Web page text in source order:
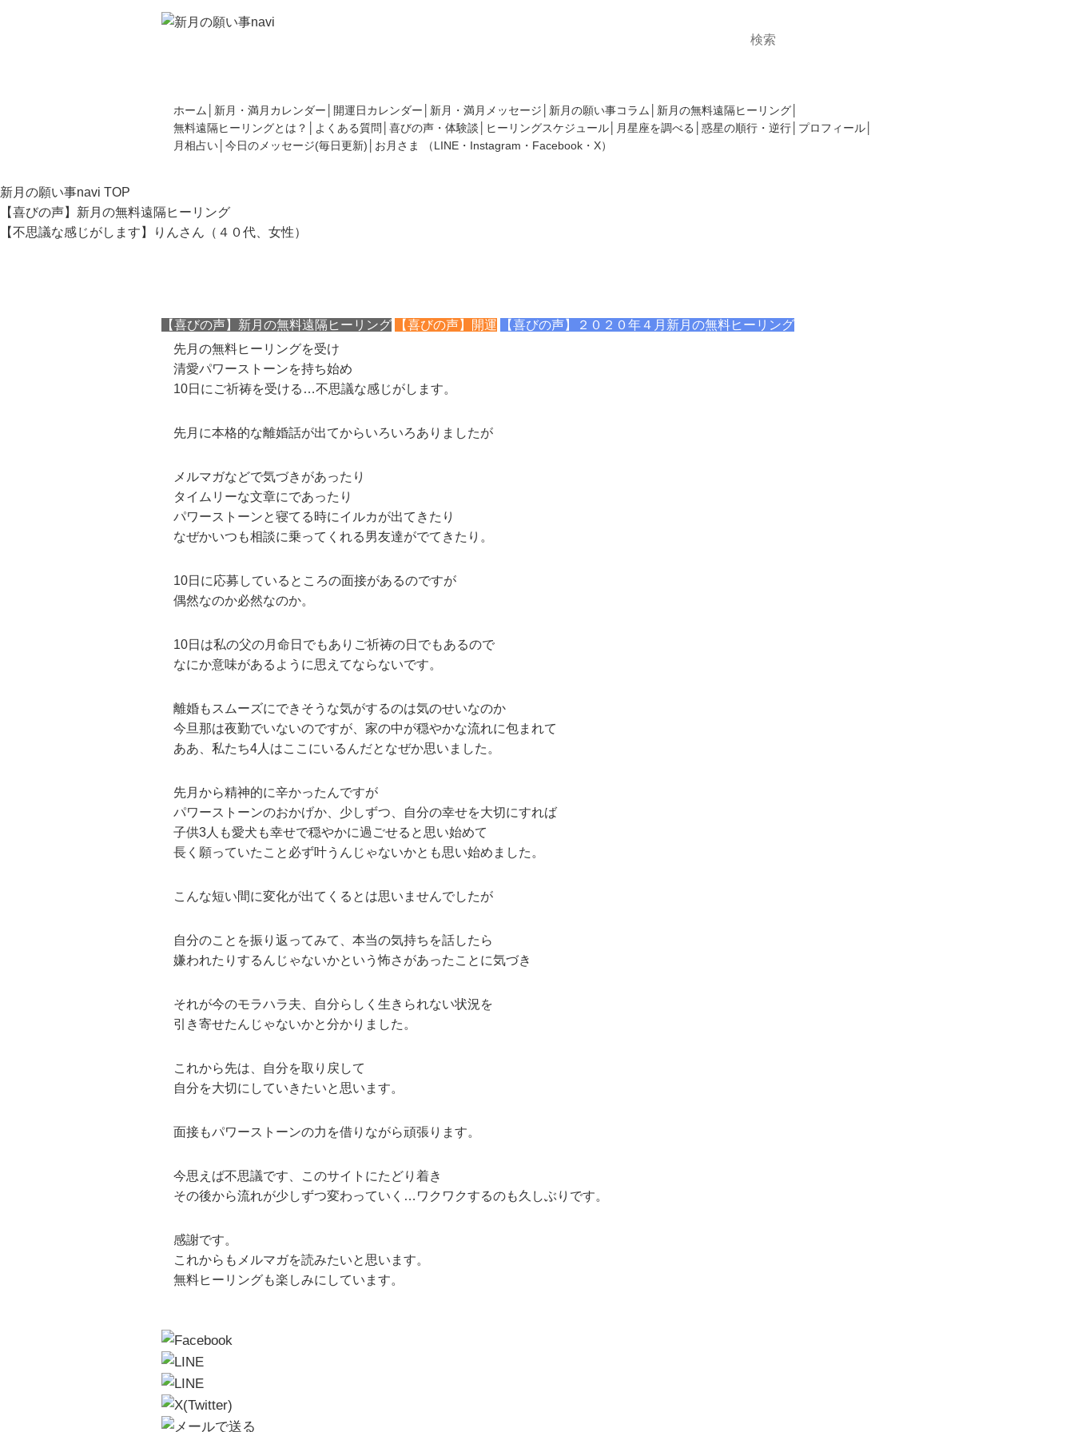
ホーム 新月・満月カレンダー 開運日カレンダー 新月・満月メッセージ 新月の願い事コラム
新月の無料遠隔ヒーリング
無料遠隔ヒーリングとは？
よくある質問 喜びの声・体験談 ヒーリングスケジュール 月星座を調べる 惑星の順行・逆行
プロフィール
月相占い 今日のメッセージ(毎日更新) お月さま （LINE ・ Instagram ・ Facebook ・ X）
新月の願い事navi TOP
【喜びの声】新月の無料遠隔ヒーリング
【不思議な感じがします】りんさん（４０代、女性）
【喜びの声】新月の無料遠隔ヒーリング 【喜びの声】開運
【喜びの声】２０２０年４月新月の無料ヒーリング
先月の無料ヒーリングを受け
清愛パワーストーンを持ち始め
10日にご祈祷を受ける…不思議な感じがします。
先月に本格的な離婚話が出てからいろいろありましたが
メルマガなどで気づきがあったり
タイムリーな文章にであったり
パワーストーンと寝てる時にイルカが出てきたり
なぜかいつも相談に乗ってくれる男友達がでてきたり。
10日に応募しているところの面接があるのですが
偶然なのか必然なのか。
10日は私の父の月命日でもありご祈祷の日でもあるので
なにか意味があるように思えてならないです。
離婚もスムーズにできそうな気がするのは気のせいなのか
今旦那は夜勤でいないのですが、家の中が穏やかな流れに包まれて
ああ、私たち4人はここにいるんだとなぜか思いました。
先月から精神的に辛かったんですが
パワーストーンのおかげか、少しずつ、自分の幸せを大切にすれば
子供3人も愛犬も幸せで穏やかに過ごせると思い始めて
長く願っていたこと必ず叶うんじゃないかとも思い始めました。
こんな短い間に変化が出てくるとは思いませんでしたが
自分のことを振り返ってみて、本当の気持ちを話したら
嫌われたりするんじゃないかという怖さがあったことに気づき
それが今のモラハラ夫、自分らしく生きられない状況を
引き寄せたんじゃないかと分かりました。
これから先は、自分を取り戻して
自分を大切にしていきたいと思います。
面接もパワーストーンの力を借りながら頑張ります。
今思えば不思議です、このサイトにたどり着き
その後から流れが少しずつ変わっていく…ワクワクするのも久しぶりです。
感謝です。
これからもメルマガを読みたいと思います。
無料ヒーリングも楽しみにしています。